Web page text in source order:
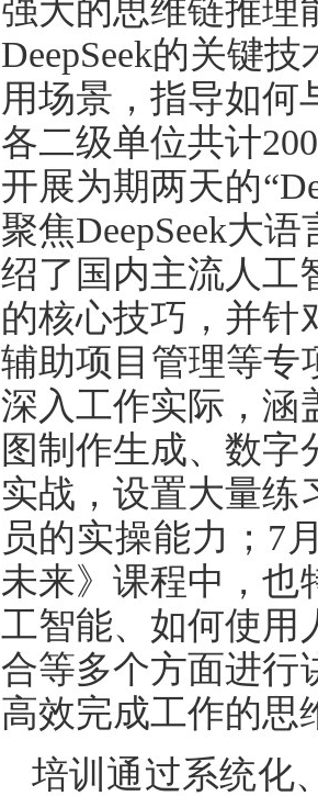
强大的思维链推理
DeepSeek的关键
用场景，指导如何
各二级单位共计
开展为期两天的
聚焦DeepSeek大
绍了国内主流人工
的核心技巧，并针
辅助项目管理等专
深入工作实际，涵
图制作生成、数
实战，设置大量练
员的实操能力；7
未来》课程中，也
工智能、如何使用
合等多个方面进行
高效完成工作的思
培训通过系统化